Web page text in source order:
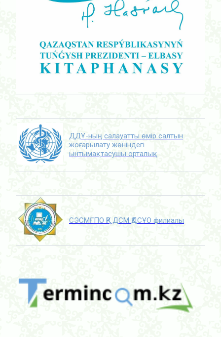
ДДҰ-ның салауатты өмір салтын
жоғарылату жөніндегі
ынтымақтасушы орталық
СЭСМҒПО ҚР ДСМ ҚДСҰО филиалы